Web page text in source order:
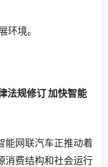
环境。
法规修订加快智能
能网联汽车正推动着
消费结构和社会运行